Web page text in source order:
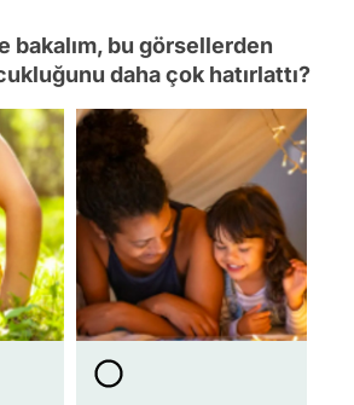
bakalım, bu görsellerden
daha çok hatırlattı?